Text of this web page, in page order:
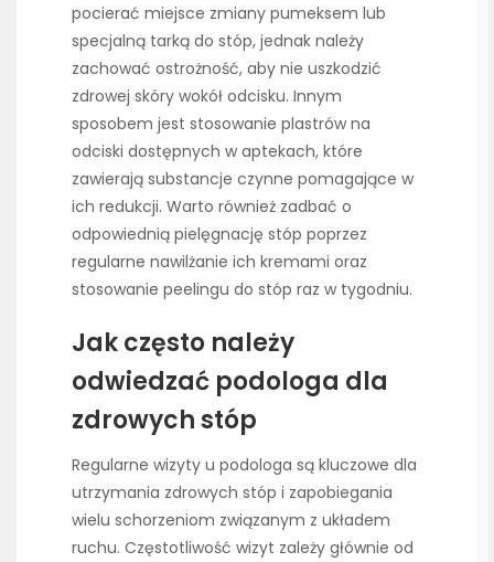
pocierać miejsce zmiany pumeksem lub
specjalną tarką do stóp, jednak należy
zachować ostrożność, aby nie uszkodzić
zdrowej skóry wokół odcisku. Innym
sposobem jest stosowanie plastrów na
odciski dostępnych w aptekach, które
zawierają substancje czynne pomagające w
ich redukcji. Warto również zadbać o
odpowiednią pielęgnację stóp poprzez
regularne nawilżanie ich kremami oraz
stosowanie peelingu do stóp raz w tygodniu.
Jak często należy
odwiedzać podologa dla
zdrowych stóp
Regularne wizyty u podologa są kluczowe dla
utrzymania zdrowych stóp i zapobiegania
wielu schorzeniom związanym z układem
ruchu. Częstotliwość wizyt zależy głównie od